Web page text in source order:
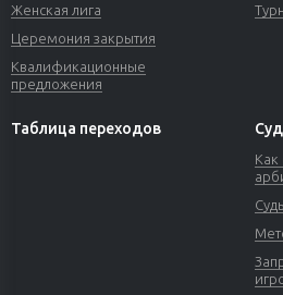
Женская лига
Церемония закрытия
Квалификационные
предложения
Таблица переходов
Как